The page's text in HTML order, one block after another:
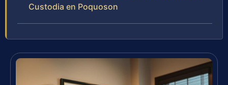
Custodia en Poquoson